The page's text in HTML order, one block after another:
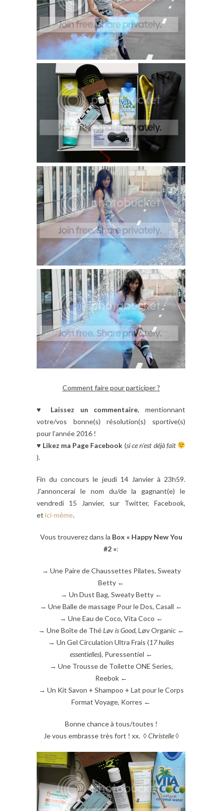
Comment faire pour participer ?
♥ Laissez un commentaire, mentionnant
votre/vos bonne(s) résolution(s) sportive(s)
pour l’année 2016 !
♥ Likez ma Page Facebook (si ce n’est déjà fait
).
Fin du concours le jeudi 14 Janvier à 23h59.
J’annoncerai le nom du/de la gagnant(e) le
vendredi 15 Janvier, sur Twitter, Facebook,
et ici-même.
Vous trouverez dans la Box « Happy New You
#2 »:
→ Une Paire de Chaussettes Pilates, Sweaty
Betty ←
→ Un Dust Bag, Sweaty Betty ←
→ Une Balle de massage Pour le Dos, Casall ←
→ Une Eau de Coco, Vita Coco ←
→ Une Boîte de ThéLøv is Good, Løv Organic ←
→ Un Gel Circulation Ultra Frais (17 huiles
essentielles), Puressentiel ←
→ Une Trousse de Toilette ONE Series,
Reebok ←
→ Un Kit Savon + Shampoo + Lat pour le Corps
Format Voyage, Korres ←
Bonne chance à tous/toutes !
Je vous embrasse très fort ! xx. ◊Christelle◊